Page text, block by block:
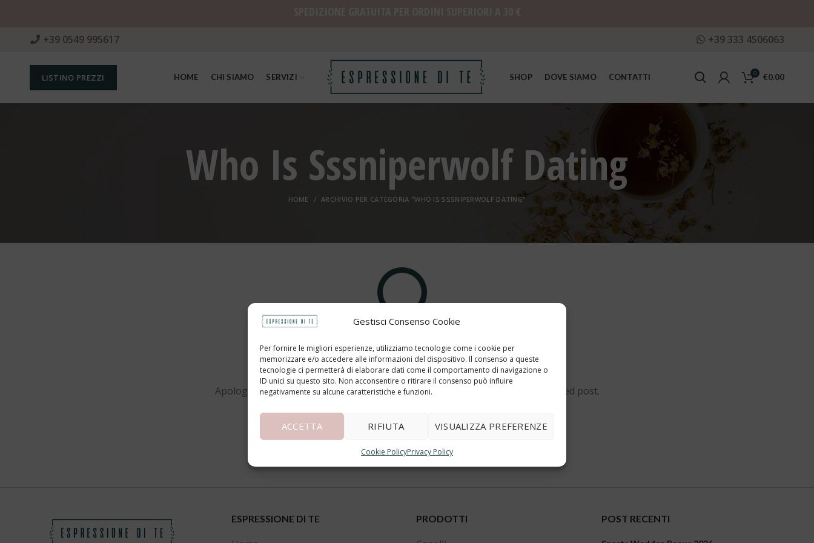
Gestisci Consenso Cookie
Per fornire le migliori esperienze, utilizziamo tecnologie come i cookie per
memorizzare e/o accedere alle informazioni del dispositivo. Il consenso a queste
tecnologie ci permetterà di elaborare dati come il comportamento di navigazione o
ID unici su questo sito. Non acconsentire o ritirare il consenso può influire
negativamente su alcune caratteristiche e funzioni.
ACCETTA RIFIUTA VISUALIZZA PREFERENZE
Cookie PolicyPrivacy Policy
+39 0549 995617 +39 333 4506063
LISTINO PREZZI HOME CHI SIAMO SERVIZI SHOP DOVE SIAMO CONTATTI 0 €0.00
Who Is Sssniperwolf Dating
HOME ARCHIVIO PER CATEGORIA "WHO IS SSSNIPERWOLF DATING"
Nothing Found
Apologies, but no results were found. Perhaps searching will help find a related post.
ESPRESSIONE DI TE PRODOTTI POST RECENTI